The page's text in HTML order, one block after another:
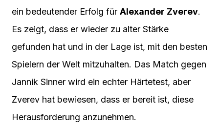
ein bedeutender Erfolg für Alexander Zverev.
Es zeigt, dass er wieder zu alter Stärke
gefunden hat und in der Lage ist, mit den besten
Spielern der Welt mitzuhalten. Das Match gegen
Jannik Sinner wird ein echter Härtetest, aber
Zverev hat bewiesen, dass er bereit ist, diese
Herausforderung anzunehmen.